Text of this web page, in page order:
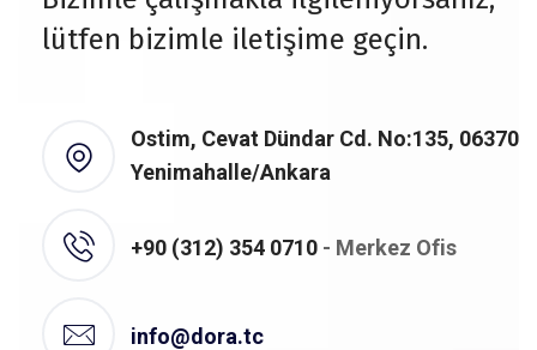
lütfen bizimle iletişime geçin.
Ostim, Cevat Dündar Cd. No:135, 06370
Yenimahalle/Ankara
+90 (312) 354 0710 - Merkez Ofis
info@dora.tc